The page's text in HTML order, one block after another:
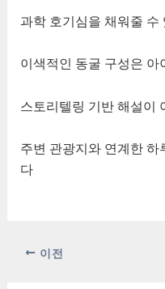
과학 호기심을 채워줄
이색적인 동굴 구성은
스토리텔링 기반 해설이
주변 관광지와 연계한 하
다
이전